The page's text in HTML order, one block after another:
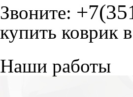
Звоните:
купить коврик
Наши работы